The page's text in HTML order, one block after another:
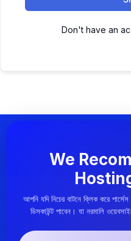
Don't have an
We
আপনি যদি নিচের বাটনে ক্লিক করে
ডিসকাউন্ট পাবেন। যা নরমালি